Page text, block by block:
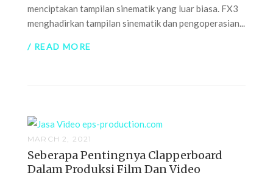
menciptakan tampilan sinematik yang luar biasa. FX3
menghadirkan tampilan sinematik dan pengoperasian...
/ READ MORE
MARCH 2, 2021
Seberapa Pentingnya Clapperboard
Dalam Produksi Film Dan Video